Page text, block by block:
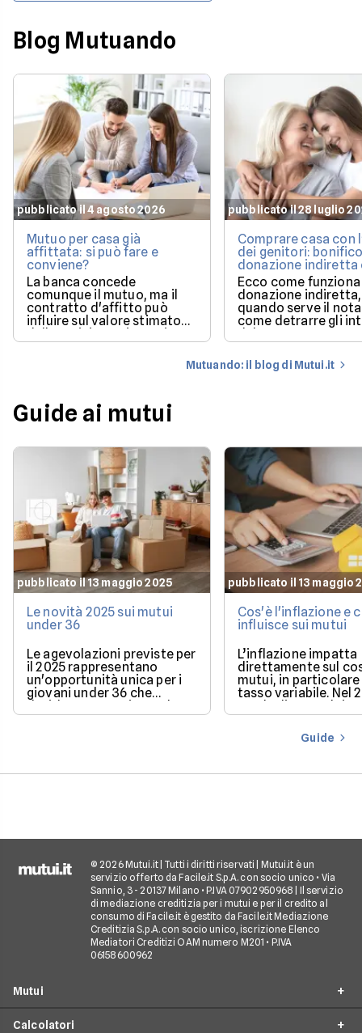
Blog Mutuando
pubblicato il 4 agosto 2026
Mutuo per casa già
affittata: si può fare e
conviene?
La banca concede
comunque il mutuo, ma il
contratto d'affitto può
influire sul valore stimato
dalla perizia e sui tempi per
poter utilizzare la casa.
pubblicato il 28 luglio
Comprare casa con
dei genitori:
donazione indiretta
mutuo?
Ecco come
donazione indiretta,
quando serve il
come detrarre gli
del mutuo.
Mutuando: il blog di Mutui.it
Guide ai mutui
pubblicato il 13 maggio 2025
Le novità 2025 sui mutui
under 36
Le agevolazioni previste per
il 2025 rappresentano
un'opportunità unica per i
giovani under 36 che
desiderano acquistare la
loro prima casa.
pubblicato il 13 maggio
Cos'è l'inflazione e
influisce sui mutui
L’inflazione impatta
direttamente sul
mutui, in particolare
tasso variabile. Nel
con la discesa dei
il mercato offre
più favorevoli per
finanziareGuide
© 2026 Mutui.it | Tutti i diritti riservati | Mutui.it è un
servizio offerto da Facile.it S.p.A. con socio unico • Via
Sannio, 3 - 20137 Milano • P.IVA 07902950968 | Il servizio
di mediazione creditizia per i mutui e per il credito al
consumo di Facile.it è gestito da Facile.it Mediazione
Creditizia S.p.A. con socio unico, iscrizione Elenco
Mediatori Creditizi OAM numero M201 • P.IVA
06158600962
Mutui
Calcolatori